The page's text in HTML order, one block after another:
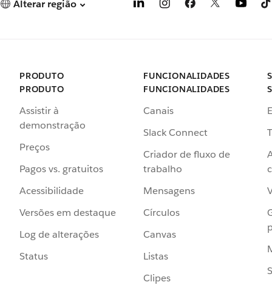
Alterar região
PRODUTO
PRODUTO
Assistir à
demonstração
Preços
Pagos vs. gratuitos
Acessibilidade
Versões em destaque
Log de alterações
Status
FUNCIONALIDADES
FUNCIONALIDADES
Canais
Slack Connect
Criador de fluxo de
trabalho
Mensagens
Círculos
Canvas
Listas
Clipes